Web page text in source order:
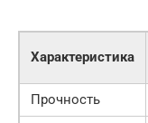
Характеристика
Прочность